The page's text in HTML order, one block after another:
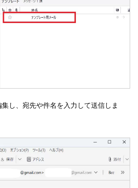
し、宛先や件名を入力して送信しま